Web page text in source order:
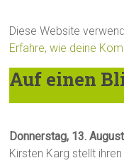
Diese Website
Erfahre, wie deine
Auf einen
Donnerstag, 13.
Kirsten Karg stellt